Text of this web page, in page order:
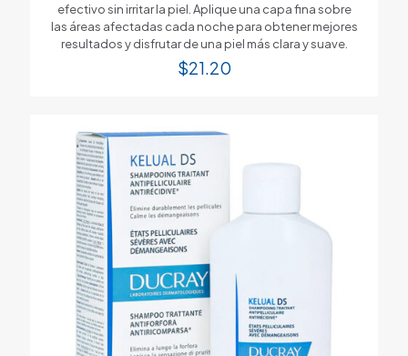
efectivo sin irritar la piel. Aplique una capa fina sobre
las áreas afectadas cada noche para obtener mejores
resultados y disfrutar de una piel más clara y suave.
$21.20